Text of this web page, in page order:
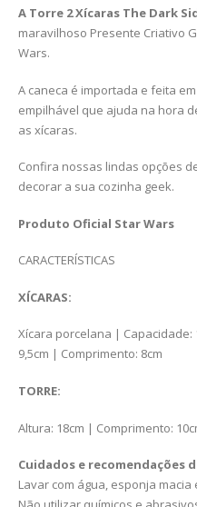
A Torre 2 Xícaras The Dark
maravilhoso Presente Criativo
Wars.
A caneca é importada e feita
empilhável que ajuda na hora
as xícaras.
Confira nossas lindas opções
decorar a sua cozinha geek.
Produto Oficial Star Wars
CARACTERÍSTICAS
XÍCARAS:
Xícara porcelana | Capacidade:
9,5cm | Comprimento: 8cm
TORRE:
Altura: 18cm | Comprimento:
Cuidados e recomendações
Lavar com água, esponja